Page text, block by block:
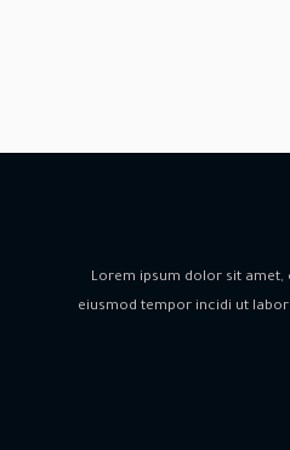
Lorem ipsum dolor sit
eiusmod tempor incidi ut